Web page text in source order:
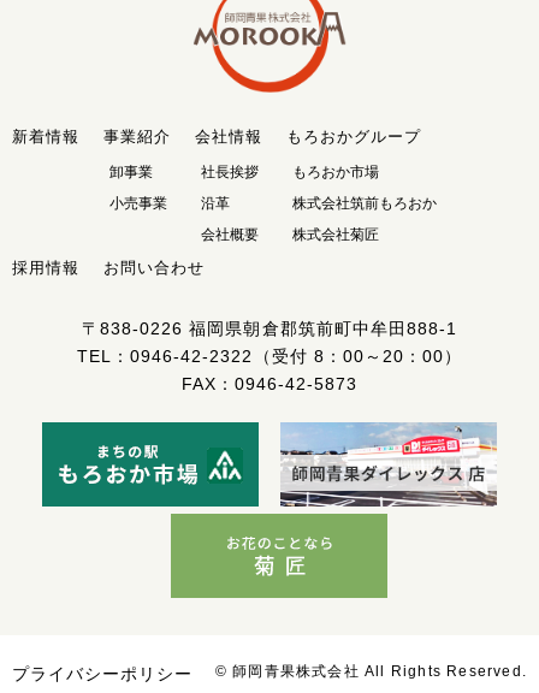
新着情報 事業紹介
卸事業
小売事業
会社情報
社長挨拶
沿革
会社概要
もろおかグループ
もろおか市場
株式会社筑前もろおか
株式会社菊匠
採用情報 お問い合わせ
〒838-0226福岡県朝倉郡筑前町中牟田888-1
TEL： 0946-42-2322
（受付 8：00～20：00）
FAX：0946-42-5873
プライバシーポリシー © 師岡青果株式会社 All Rights Reserved.